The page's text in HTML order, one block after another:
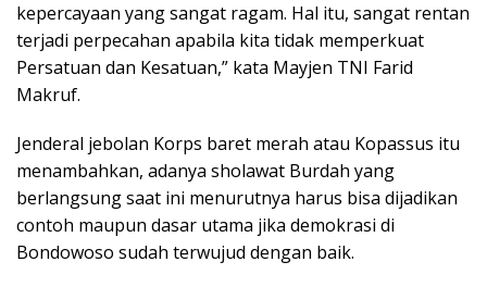
kepercayaan yang sangat ragam. Hal itu, sangat rentan
terjadi perpecahan apabila kita tidak memperkuat
Persatuan dan Kesatuan,” kata Mayjen TNI Farid
Makruf.
Jenderal jebolan Korps baret merah atau Kopassus itu
menambahkan, adanya sholawat Burdah yang
berlangsung saat ini menurutnya harus bisa dijadikan
contoh maupun dasar utama jika demokrasi di
Bondowoso sudah terwujud dengan baik.